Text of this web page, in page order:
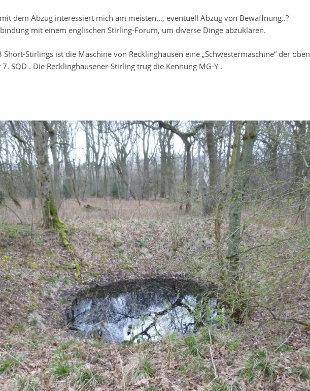
dem Abzug interessiert mich am meisten…, eventuell Abzug von Bewaffnung..?
mit einem englischen Stirling-Forum, um diverse Dinge abzuklären.
Stirlings ist die Maschine von Recklinghausen eine „Schwestermaschine“ der oben
SQD . Die Recklinghausener-Stirling trug die Kennung MG-Y .